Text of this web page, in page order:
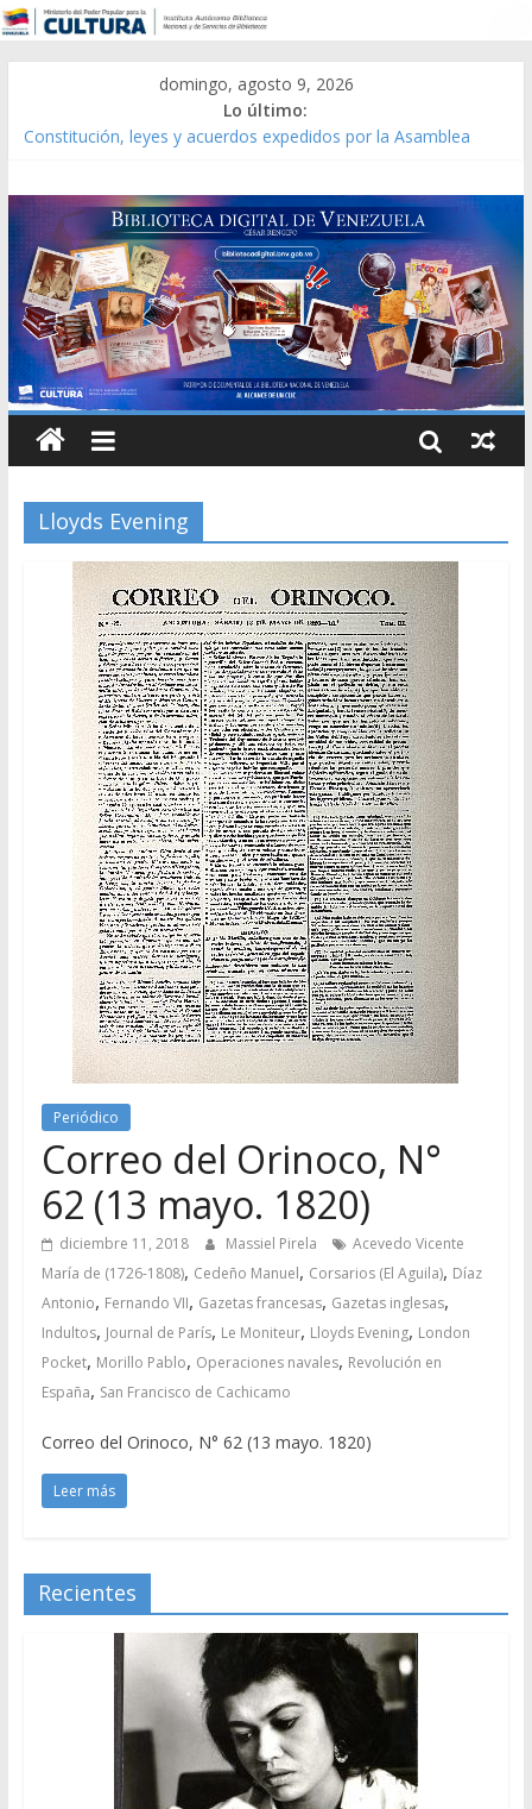
domingo, agosto 9, 2026
Lo último:
Constitución, leyes y acuerdos expedidos por la Asamblea
Modesta Bor Sánchez [material gráfico]
Gaceta Oficial de la República de Venezuela año CXXXIII Mes V,
Caracas 09 de marzo de 2006 N° 38.394
Catálogo temático de obras de Modesta Bor
Lloyds Evening
Periódico
Correo del Orinoco, N°
62 (13 mayo. 1820)
diciembre 11, 2018 Massiel Pirela
Acevedo Vicente
María de (1726-1808), Cedeño Manuel, Corsarios (El Aguila), Díaz
Antonio, Fernando VII, Gazetas francesas, Gazetas inglesas,
Indultos, Journal de París, Le Moniteur, Lloyds Evening, London
Pocket, Morillo Pablo, Operaciones navales, Revolución en
España, San Francisco de Cachicamo
Correo del Orinoco, N° 62 (13 mayo. 1820)
Leer más
Recientes